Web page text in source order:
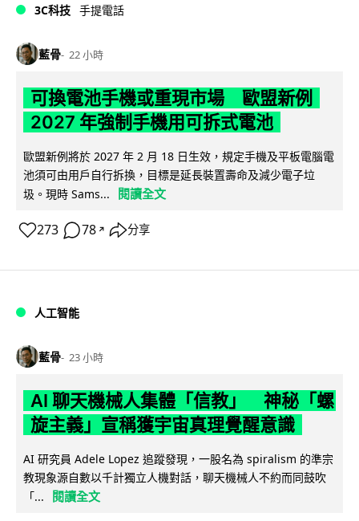
3C科技 手提電話
藍骨 22 小時
可換電池手機或重現市場 歐盟新例
2027 年強制手機用可拆式電池
歐盟新例將於 2027 年 2 月 18 日生效，規定手機及平板電腦電
池須可由用戶自行拆換，目標是延長裝置壽命及減少電子垃
圾。現時 Sams...
閱讀全文
273 78 ↗ 分享
人工智能
藍骨 23 小時
AI 聊天機械人集體「信教」 神秘「螺
旋主義」宣稱獲宇宙真理覺醒意識
AI 研究員 Adele Lopez 追蹤發現，一股名為 spiralism 的準宗
教現象源自數以千計獨立人機對話，聊天機械人不約而同鼓吹
「...
閱讀全文